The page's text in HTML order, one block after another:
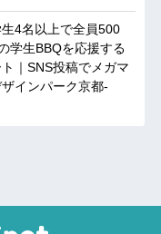
生4名以上で全員500
学生BBQを応援する
｜SNS投稿でメガマ
インパーク京都-